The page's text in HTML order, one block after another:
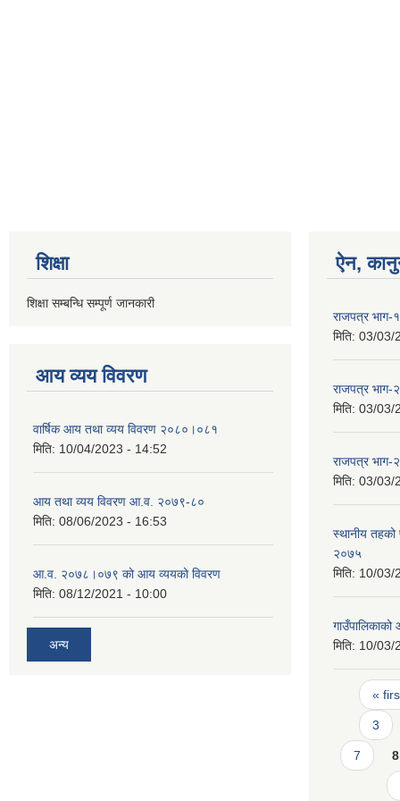
शिक्षा
शिक्षा सम्बन्धि सम्पूर्ण जानकारी
आय व्यय विवरण
वार्षिक आय तथा व्यय विवरण २०८०।०८१
मिति: 10/04/2023 - 14:52
आय तथा व्यय विवरण आ.व. २०७९-८०
मिति: 08/06/2023 - 16:53
आ.व. २०७८।०७९ को आय व्ययको विवरण
मिति: 08/12/2021 - 10:00
अन्य
ऐन,
राजपत्र
मिति: 03/03/
राजपत्र
मिति: 03/03/
राजपत्र
मिति: 03/03/
स्थानीय तहको
२०७५
मिति: 10/03/
गाउँपालिकाको
मिति: 10/03/
Pages
«
3
7 8